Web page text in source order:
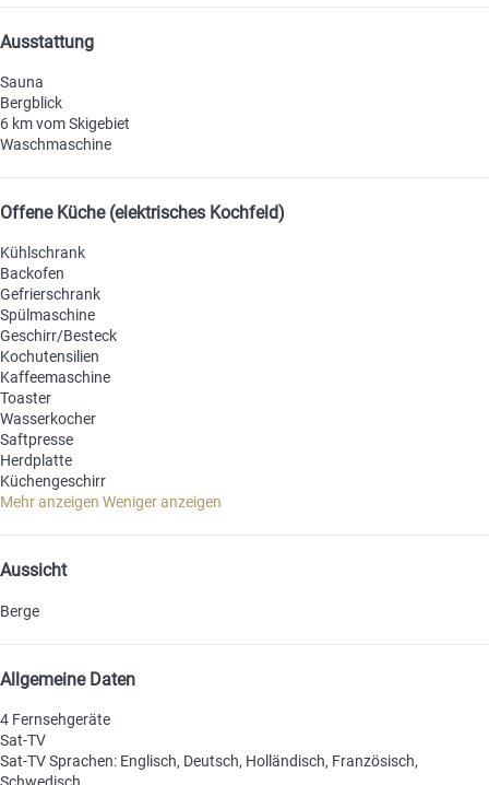
Ausstattung
Sauna
Bergblick
6 km vom Skigebiet
Waschmaschine
Offene Küche (elektrisches Kochfeld)
Kühlschrank
Backofen
Gefrierschrank
Spülmaschine
Geschirr/Besteck
Kochutensilien
Kaffeemaschine
Toaster
Wasserkocher
Saftpresse
Herdplatte
Küchengeschirr
Mehr anzeigen Weniger anzeigen
Aussicht
Berge
Allgemeine Daten
4 Fernsehgeräte
Sat-TV
Sat-TVSprachen: Englisch, Deutsch, Holländisch, Französisch,